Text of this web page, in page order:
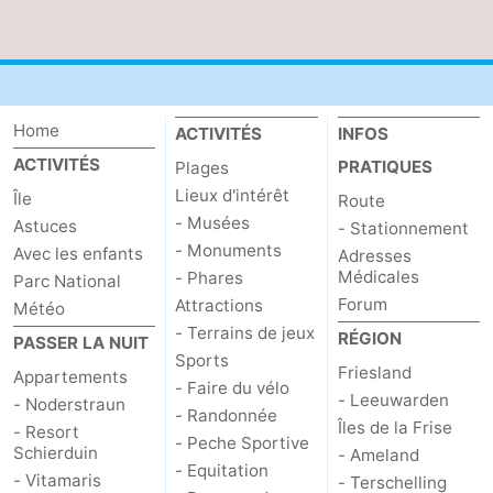
Sportive
Equitation
-
sur
les
Wadden
des
phoques
Boire
et
manger
Événements
Pratiques
Forum
Route
-
Home
ACTIVITÉS
Île
Astuces
Avec les enfants
Parc National
Météo
PASSER LA NUIT
Appartements
- Noderstraun
- Resort
Schierduin
- Vitamaris
ACTIVITÉS
Plages
Lieux d'intérêt
- Musées
- Monuments
- Phares
Attractions
- Terrains de jeux
Sports
- Faire du vélo
- Randonnée
- Peche Sportive
- Equitation
INFOS
PRATIQUES
Route
- Stationnement
Adresses
Médicales
Forum
RÉGION
Friesland
- Leeuwarden
Îles de la Frise
- Ameland
- Terschelling